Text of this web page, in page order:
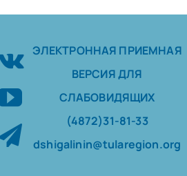
ЭЛЕКТРОННАЯ ПРИЕМНАЯ
ВЕРСИЯ ДЛЯ
СЛАБОВИДЯЩИХ
(4872)31-81-33
dshigalinin@tularegion.org